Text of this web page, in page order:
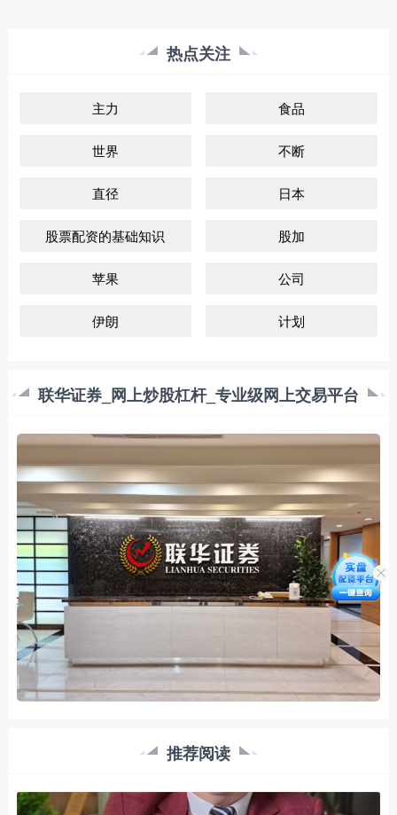
热点关注
主力 食品
世界 不断
直径 日本
股票配资的基础知识 股加
苹果 公司
伊朗 计划
联华证券_网上炒股杠杆_专业级网上交易平台
推荐阅读